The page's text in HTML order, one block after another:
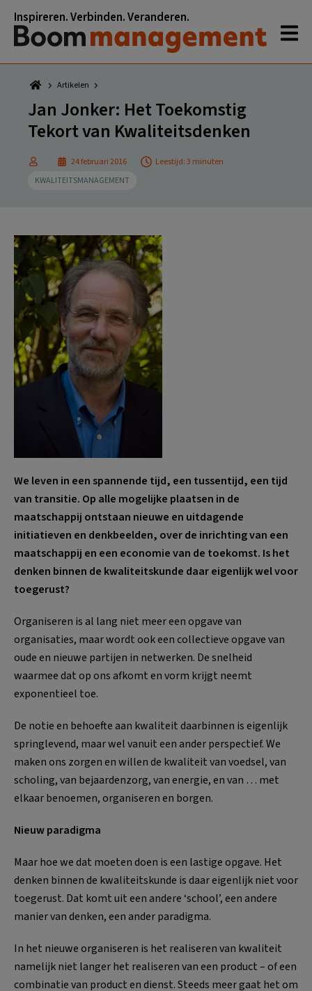
naar
hoofdnavigatie
naar
hoofd
inhoud
naar
eerste
sidebar
naar
voettekst
Inspireren. Verbinden. Veranderen.
Artikelen
Jan Jonker: Het Toekomstig
Tekort van Kwaliteitsdenken
24 februari 2016
Leestijd: 3 minuten
KWALITEITSMANAGEMENT
We leven in een spannende tijd, een tussentijd, een tijd
van transitie. Op alle mogelijke plaatsen in de
maatschappij ontstaan nieuwe en uitdagende
initiatieven en denkbeelden, over de inrichting van een
maatschappij en een economie van de toekomst. Is het
denken binnen de kwaliteitskunde daar eigenlijk wel voor
toegerust?
Organiseren is al lang niet meer een opgave van
organisaties, maar wordt ook een collectieve opgave van
oude en nieuwe partijen in netwerken. De snelheid
waarmee dat op ons afkomt en vorm krijgt neemt
exponentieel toe.
De notie en behoefte aan kwaliteit daarbinnen is eigenlijk
springlevend, maar wel vanuit een ander perspectief. We
maken ons zorgen en willen de kwaliteit van voedsel, van
scholing, van bejaardenzorg, van energie, en van … met
elkaar benoemen, organiseren en borgen.
Nieuw paradigma
Maar hoe we dat moeten doen is een lastige opgave. Het
denken binnen de kwaliteitskunde is daar eigenlijk niet voor
toegerust. Dat komt uit een andere ‘school’, een andere
manier van denken, een ander paradigma.
In het nieuwe organiseren is het realiseren van kwaliteit
namelijk niet langer het realiseren van een product – of een
combinatie van product en dienst. Steeds meer gaat het om